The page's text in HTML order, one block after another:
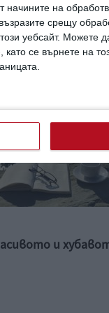
начините на
срещу
уебсайт. Можете
се върнете на
киселина ги
и